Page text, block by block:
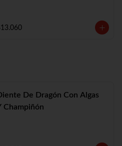
De Dragón Con Algas
Champiñón